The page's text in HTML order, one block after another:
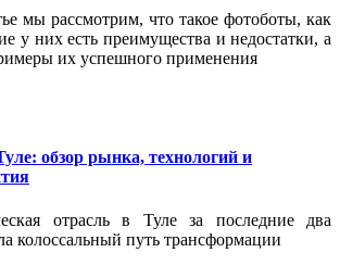
мы рассмотрим, что такое фотоботы, как
у них есть преимущества и недостатки, а
их успешного применения
обзор рынка, технологий и
отрасль в Туле за последние два
колоссальный путь трансформации